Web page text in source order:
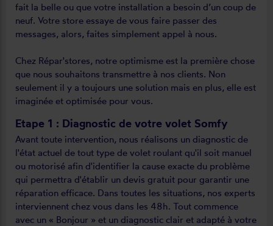
fait la belle ou que votre installation a besoin d’un coup de
neuf. Votre store essaye de vous faire passer des
messages, alors, faites simplement appel à nous.
Chez Répar'stores, notre optimisme est la première chose
que nous souhaitons transmettre à nos clients. Non
seulement il y a toujours une solution mais en plus, elle est
imaginée et optimisée pour vous.
Etape 1 : Diagnostic de votre volet Somfy
Avant toute intervention, nous réalisons un diagnostic de
l'état actuel de tout type de volet roulant qu'il soit manuel
ou motorisé afin d'identifier la cause exacte du problème
qui permettra d'établir un devis gratuit pour garantir une
réparation efficace. Dans toutes les situations, nos experts
interviennent chez vous dans les 48h. Tout commence
avec un « Bonjour » et un diagnostic clair et adapté à votre